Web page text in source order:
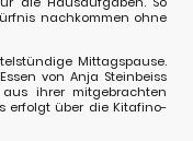
nachkommen ohne
Mittagspause.
von Anja Steinbeiss
ihrer mitgebrachten
erfolgt über die Kitafino-